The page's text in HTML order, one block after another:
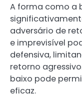
A forma como a
adversário de
e imprevisível
defensiva,
retorno
baixo pode
eficaz.